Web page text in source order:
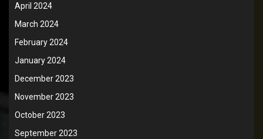
April 2024
March 2024
February 2024
January 2024
December 2023
November 2023
October 2023
September 2023